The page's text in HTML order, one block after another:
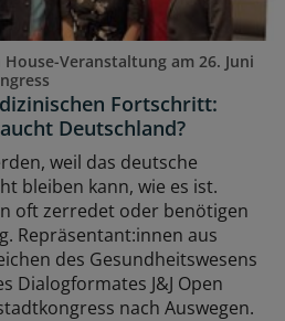
Veranstaltung am 26. Juni
Fortschritt:
Deutschland?
weil das deutsche
bleiben kann, wie es ist.
oft zerredet oder benötigen
Repräsentant:innen aus
des Gesundheitswesens
Dialogformates J&J Open
nach Auswegen.